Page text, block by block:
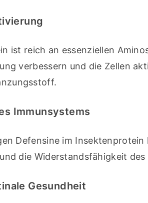
ist reich an essenziellen
verbessern und die Zellen
Immunsystems
Defensine im
die Widerstandsfähigkeit
Gesundheit